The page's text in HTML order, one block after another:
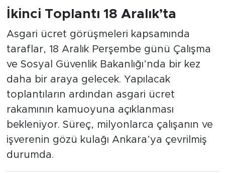
İkinci Toplantı 18 Aralık’ta
Asgari ücret görüşmeleri kapsamında
taraflar, 18 Aralık Perşembe günü Çalışma
ve Sosyal Güvenlik Bakanlığı’nda bir kez
daha bir araya gelecek. Yapılacak
toplantıların ardından asgari ücret
rakamının kamuoyuna açıklanması
bekleniyor. Süreç, milyonlarca çalışanın ve
işverenin gözü kulağı Ankara’ya çevrilmiş
durumda.